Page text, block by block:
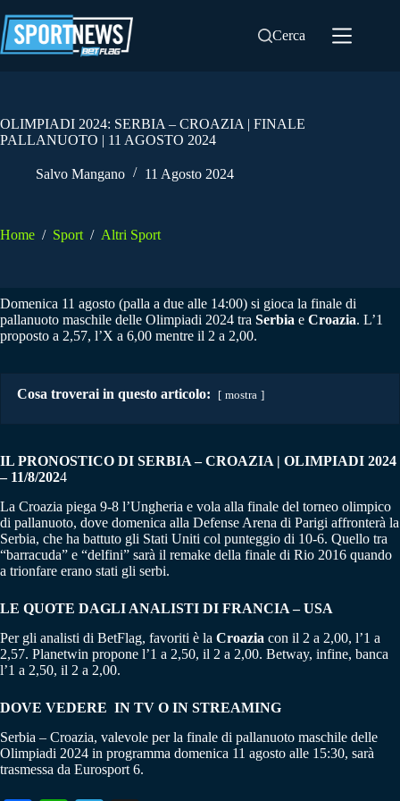
al
contenuto
Cerca
OLIMPIADI 2024: SERBIA – CROAZIA | FINALE
PALLANUOTO | 11 AGOSTO 2024
Salvo Mangano 11 Agosto 2024
Home / Sport / Altri Sport
Domenica 11 agosto (palla a due alle 14:00) si gioca la finale di
pallanuoto maschile delle Olimpiadi 2024 tra Serbia e Croazia. L’1
proposto a 2,57, l’X a 6,00 mentre il 2 a 2,00.
Cosa troverai in questo articolo: mostra
IL PRONOSTICO DI SERBIA – CROAZIA | OLIMPIADI 2024
– 11/8/2024
La Croazia piega 9-8 l’Ungheria e vola alla finale del torneo olimpico
di pallanuoto, dove domenica alla Defense Arena di Parigi affronterà la
Serbia, che ha battuto gli Stati Uniti col punteggio di 10-6. Quello tra
“barracuda” e “delfini” sarà il remake della finale di Rio 2016 quando
a trionfare erano stati gli serbi.
LE QUOTE DAGLI ANALISTI DI FRANCIA – USA
Per gli analisti di BetFlag, favoriti è la Croazia con il 2 a 2,00, l’1 a
2,57. Planetwin propone l’1 a 2,50, il 2 a 2,00. Betway, infine, banca
l’1 a 2,50, il 2 a 2,00.
DOVE VEDERE IN TV O IN STREAMING
Serbia – Croazia, valevole per la finale di pallanuoto maschile delle
Olimpiadi 2024 in programma domenica 11 agosto alle 15:30, sarà
trasmessa da Eurosport 6.